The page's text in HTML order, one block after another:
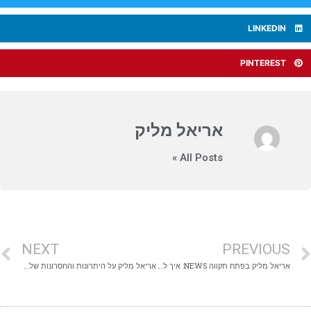
LINKEDIN
PINTEREST
אריאל מליק
All Posts »
PREVIOUS
אריאל מליק בפתח תקווה NEWS: איך להתכונן כלכלית למשבר האקלים
NEXT
אריאל מליק על היתרונות והחסרונות של סוללות הליטיום